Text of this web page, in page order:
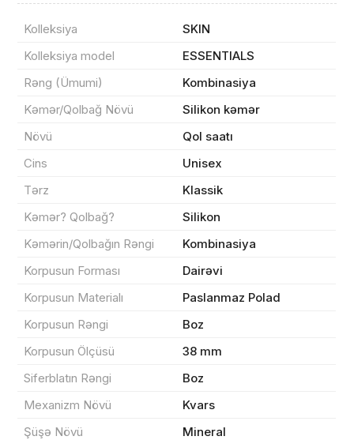
Kolleksiya
SKIN
Kolleksiya model
ESSENTIALS
Rəng (Ümumi)
Kombinasiya
Kəmər/Qolbağ Növü
Silikon kəmər
Növü
Qol saatı
Cins
Unisex
Tərz
Klassik
Kəmər? Qolbağ?
Silikon
Kəmərin/Qolbağın Rəngi
Kombinasiya
Korpusun Forması
Dairəvi
Korpusun Materialı
Paslanmaz Polad
Korpusun Rəngi
Boz
Korpusun Ölçüsü
38 mm
Siferblatın Rəngi
Boz
Mexanizm Növü
Kvars
Şüşə Növü
Mineral
Məhsul(lar) səbətə əlavə edildi
Sifarişin detalları
Məhsul toplam(0)
Yekun məbləğ OK